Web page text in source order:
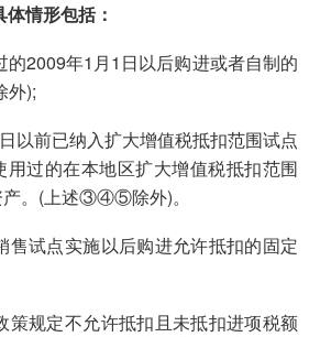
情形包括：
2009年1月1日以后购进或者自制的
);
以前已纳入扩大增值税抵扣范围试点
用过的在本地区扩大增值税抵扣范围
产。(上述③④⑤除外)。
试点实施以后购进允许抵扣的固定
策规定不允许抵扣且未抵扣进项税额